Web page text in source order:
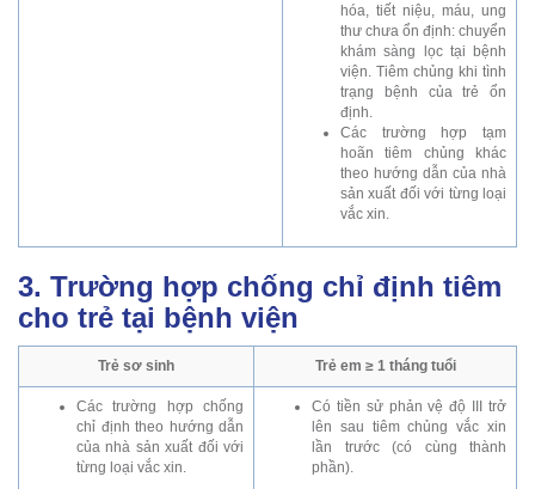
hóa, tiết niệu, máu, ung
thư chưa ổn định: chuyển
khám sàng lọc tại bệnh
viện. Tiêm chủng khi tình
trạng bệnh của trẻ ổn
định.
Các trường hợp tạm
hoãn tiêm chủng khác
theo hướng dẫn của nhà
sản xuất đối với từng loại
vắc xin.
3. Trường hợp chống chỉ định tiêm
cho trẻ tại bệnh viện
Trẻ sơ sinh Trẻ em ≥ 1 tháng tuổi
Các trường hợp chống
chỉ định theo hướng dẫn
của nhà sản xuất đối với
từng loại vắc xin.
Có tiền sử phản vệ độ III trở
lên sau tiêm chủng vắc xin
lần trước (có cùng thành
phần).